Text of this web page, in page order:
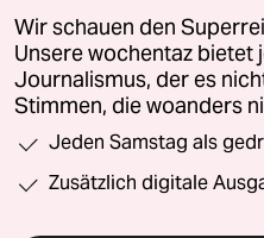
Wir schauen den
Unsere wochentaz bietet
Journalismus, der es
Stimmen, die woanders
Jeden Samstag als
Zusätzlich digitale